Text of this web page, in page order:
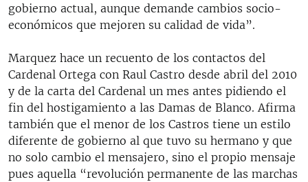
gobierno actual, aunque demande cambios socio-
económicos que mejoren su calidad de vida”.
Marquez hace un recuento de los contactos del
Cardenal Ortega con Raul Castro desde abril del 2010
y de la carta del Cardenal un mes antes pidiendo el
fin del hostigamiento a las Damas de Blanco. Afirma
también que el menor de los Castros tiene un estilo
diferente de gobierno al que tuvo su hermano y que
no solo cambio el mensajero, sino el propio mensaje
pues aquella “revolución permanente de las marchas